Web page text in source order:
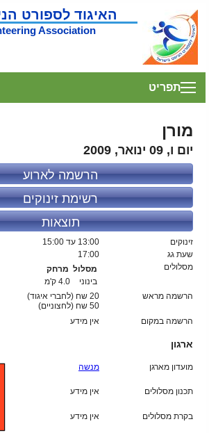
האיגוד לספורט
Association
תפריט
מורן
יום ו, 09 ינואר, 2009
הרשמה לארוע
רשימת זינוקים
תוצאות
זינוקים 13:00 עד 15:00
שעת גג
17:00
מסלולים
מסלול מרחק
בינוני
4.0 ק'מ
הרשמה מראש
20 שח (לחברי איגוד)
50 שח (לחצוניים)
הרשמה במקום
אין מידע
ארגון
מועדון מארגן מנשה
תכנון מסלולים אין מידע
בקרת מסלולים אין מידע